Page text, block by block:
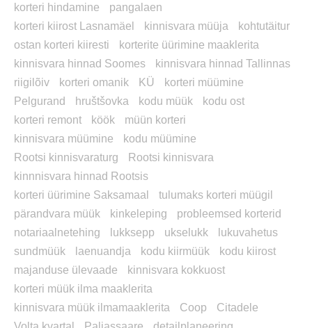
korteri hindamine
pangalaen
korteri kiirost Lasnamäel
kinnisvara müüja
kohtutäitur
ostan korteri kiiresti
korterite üürimine maaklerita
kinnisvara hinnad Soomes
kinnisvara hinnad Tallinnas
riigilõiv
korteri omanik KÜ
korteri müümine
Pelgurand
hruštšovka kodu müük
kodu ost
korteri remont
köök
müün korteri
kinnisvara müümine
kodu müümine
Rootsi kinnisvaraturg
Rootsi kinnisvara
kinnnisvara hinnad Rootsis
korteri üürimine Saksamaal
tulumaks korteri müügil
pärandvara müük
kinkeleping
probleemsed korterid
notariaalnetehing
lukksepp ukselukk
lukuvahetus
sundmüük
laenuandja kodu kiirmüük
kodu kiirost
majanduse ülevaade
kinnisvara kokkuost
korteri müük ilma maaklerita
kinnisvara müük ilmamaaklerita
Coop
Citadele